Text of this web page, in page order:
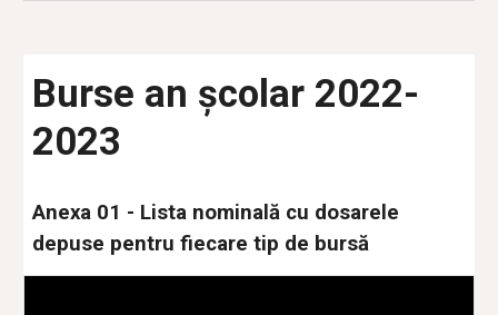
Burse an școlar 2022-
2023
Anexa 01 - Lista nominală cu dosarele
depuse pentru fiecare tip de bursă